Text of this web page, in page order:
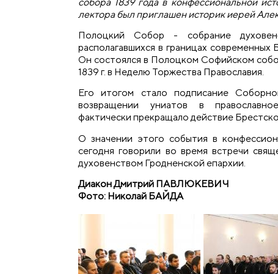
лектора был приглашен историк иерей
Полоцкий Собор - собрание
располагавшихся в границах современных
Он состоялся в Полоцком Софийском
1839 г. в Неделю Торжества Православия.
Его итогом стало подписание
возвращении униатов в
фактически прекращало действие
О значении этого события в
сегодня говорили во время встречи
духовенством Гродненской епархии.
Диакон Дмитрий ПАВЛЮКЕВИЧ
Фото: Николай БАЙДА